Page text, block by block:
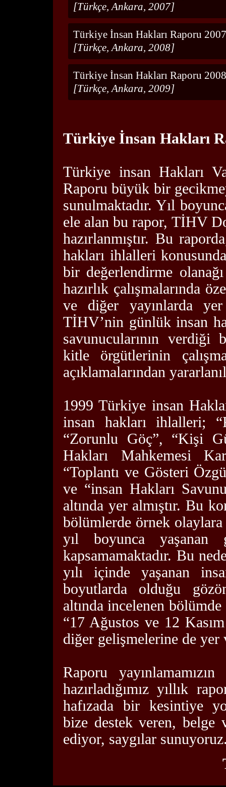
[Türkçe, Ankara, 2007]
Türkiye İnsan Hakları Raporu 2007
[Türkçe, Ankara, 2008]
Türkiye İnsan Hakları Raporu 2008
[Türkçe, Ankara, 2009]
Türkiye İnsan Hakları
Türkiye insan Hakları
Raporu büyük bir
sunulmaktadır. Yıl
ele alan bu rapor, TİHV
hazırlanmıştır. Bu
hakları ihlalleri
bir değerlendirme
hazırlık çalışmalarında
ve diğer yayınlarda
TİHV’nin günlük insan
savunucularının
kitle örgütlerinin
açıklamalarından
1999 Türkiye insan
insan hakları ihlalleri;
“Zorunlu Göç”, “Kişi
Hakları Mahkemesi
“Toplantı ve Gösteri
ve “insan Hakları
altında yer almıştır. Bu
bölümlerde örnek
yıl boyunca yaşanan
kapsamamaktadır. Bu
yılı içinde yaşanan
boyutlarda olduğu
altında incelenen
“17 Ağustos ve 12 Kasım
diğer gelişmelerine de
Raporu
hazırladığımız yıllık
hafızada bir kesintiye
bize destek veren, belge
ediyor, saygılar